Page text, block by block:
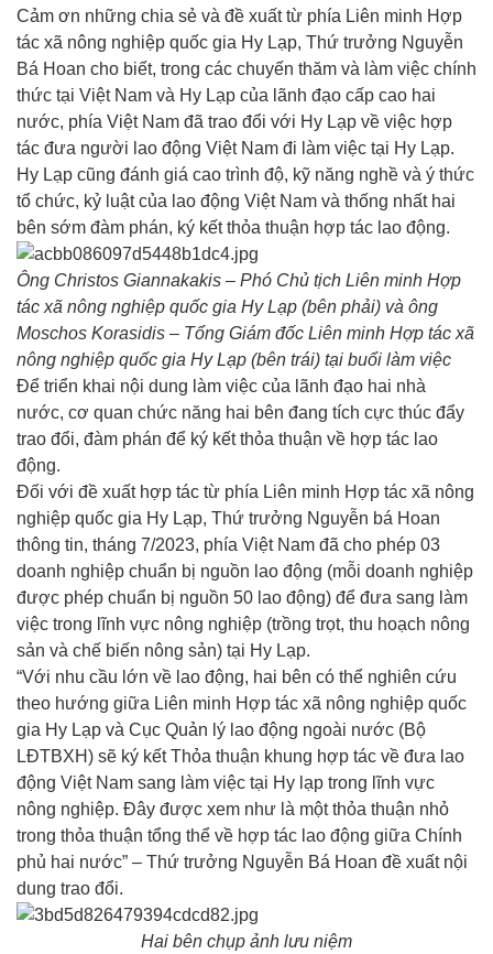
Cảm ơn những chia sẻ và đề xuất từ phía Liên minh Hợp
tác xã nông nghiệp quốc gia Hy Lạp, Thứ trưởng Nguyễn
Bá Hoan cho biết, trong các chuyến thăm và làm việc chính
thức tại Việt Nam và Hy Lạp của lãnh đạo cấp cao hai
nước, phía Việt Nam đã trao đổi với Hy Lạp về việc hợp
tác đưa người lao động Việt Nam đi làm việc tại Hy Lạp.
Hy Lạp cũng đánh giá cao trình độ, kỹ năng nghề và ý thức
tổ chức, kỷ luật của lao động Việt Nam và thống nhất hai
bên sớm đàm phán, ký kết thỏa thuận hợp tác lao động.
Ông Christos Giannakakis – Phó Chủ tịch Liên minh Hợp
tác xã nông nghiệp quốc gia Hy Lạp (bên phải) và ông
Moschos Korasidis – Tổng Giám đốc Liên minh Hợp tác xã
nông nghiệp quốc gia Hy Lạp (bên trái) tại buổi làm việc
Để triển khai nội dung làm việc của lãnh đạo hai nhà
nước, cơ quan chức năng hai bên đang tích cực thúc đẩy
trao đổi, đàm phán để ký kết thỏa thuận về hợp tác lao
động.
Đối với đề xuất hợp tác từ phía Liên minh Hợp tác xã nông
nghiệp quốc gia Hy Lạp, Thứ trưởng Nguyễn bá Hoan
thông tin, tháng 7/2023, phía Việt Nam đã cho phép 03
doanh nghiệp chuẩn bị nguồn lao động (mỗi doanh nghiệp
được phép chuẩn bị nguồn 50 lao động) để đưa sang làm
việc trong lĩnh vực nông nghiệp (trồng trọt, thu hoạch nông
sản và chế biến nông sản) tại Hy Lạp.
“Với nhu cầu lớn về lao động, hai bên có thể nghiên cứu
theo hướng giữa Liên minh Hợp tác xã nông nghiệp quốc
gia Hy Lạp và Cục Quản lý lao động ngoài nước (Bộ
LĐTBXH) sẽ ký kết Thỏa thuận khung hợp tác về đưa lao
động Việt Nam sang làm việc tại Hy lạp trong lĩnh vực
nông nghiệp. Đây được xem như là một thỏa thuận nhỏ
trong thỏa thuận tổng thể về hợp tác lao động giữa Chính
phủ hai nước” – Thứ trưởng Nguyễn Bá Hoan đề xuất nội
dung trao đổi.
Hai bên chụp ảnh lưu niệm